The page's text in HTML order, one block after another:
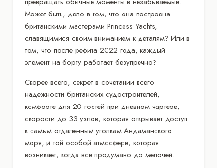
Может быть, дело в том, что она построена
британскими мастерами Princess Yachts,
славящимися своим вниманием к деталям? Или в
том, что после рефита 2022 года, каждый
элемент на борту работает безупречно?
Скорее всего, секрет в сочетании всего:
надежности британских судостроителей,
комфорте для 20 гостей при дневном чартере,
скорости до 33 узлов, которая открывает доступ
к самым отдаленным уголкам Андаманского
моря, и той особой атмосфере, которая
возникает, когда все продумано до мелочей.